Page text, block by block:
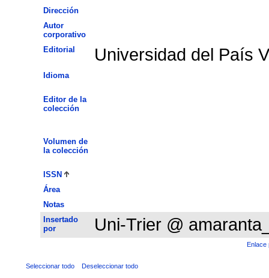
Dirección
Autor
corporativo
Editorial
Universidad del País
Idioma
Editor de la
colección
Volumen de
la colección
ISSN
Área
Notas
Insertado
por
Uni-Trier @
Enlace
Seleccionar todo Deseleccionar todo